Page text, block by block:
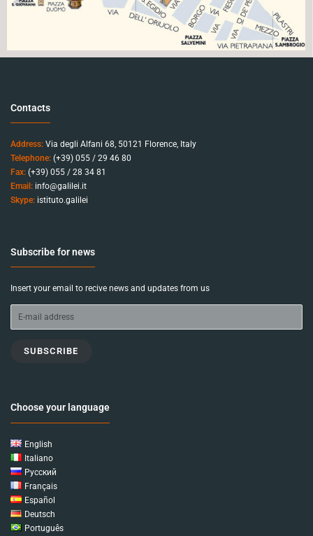
Contacts
Address: Via degli Alfani 68, 50121 Florence, Italy
Telephone: (+39) 055 / 29 46 80
Fax: (+39) 055 / 28 34 81
Email: info@galilei.it
Skype: istituto.galilei
Subscribe for news
Insert your email to recive news and updates from us
SUBSCRIBE
Choose your language
English
Italiano
Русский
Français
Español
Deutsch
Português